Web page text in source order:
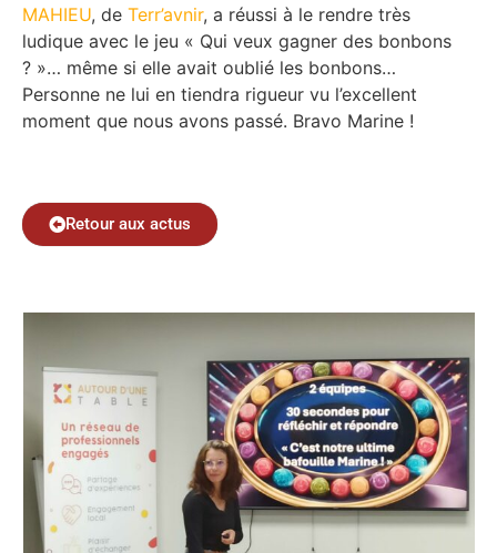
MAHIEU, de Terr’avnir, a réussi à le rendre très
ludique avec le jeu « Qui veux gagner des bonbons
? »… même si elle avait oublié les bonbons…
Personne ne lui en tiendra rigueur vu l’excellent
moment que nous avons passé. Bravo Marine !
Retour aux actus